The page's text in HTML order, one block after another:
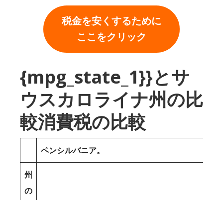
税金を安くするために
ここをクリック
{mpg_state_1}}とサ
ウスカロライナ州の比
較消費税の比較
ペンシルバニア。
州
の